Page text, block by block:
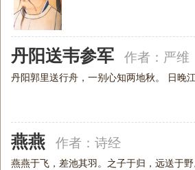
丹阳送韦参军 作者： 严维
丹阳郭里送行舟，一别心知两地秋。 日晚
燕燕 作者： 诗经
燕燕于飞，差池其羽。之子于归，远送于